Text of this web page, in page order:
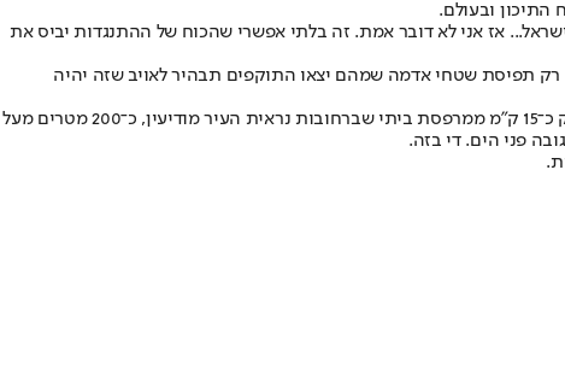
התיכון ובעולם.
אז אני לא דובר אמת. זה בלתי אפשרי שהכוח של ההתנגדות יביס את
תפיסת שטחי אדמה שמהם יצאו התוקפים תבהיר לאויב שזה יהיה
4. אחרון: במקומות מסוימים עדיין מהרהרים בהקמת מדינה פלסטינית כפתרון לסכסוך. היהודים הם עם אופטימי, לעיתים עד כדי הפקרות. במרחק כ־15 ק"מ ממרפסת ביתי שברחובות נראית העיר מודיעין, כ־200 מטרים מעל